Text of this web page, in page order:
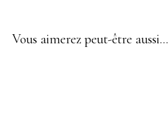
Vous aimerez peut-être aussi…